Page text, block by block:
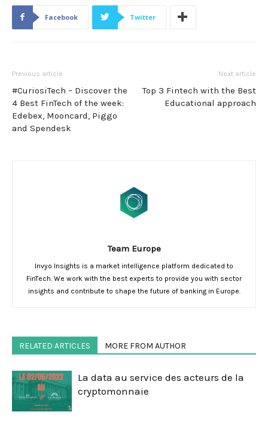
Facebook Twitter
Previous article
#CuriosiTech – Discover the
4 Best FinTech of the week:
Edebex, Mooncard, Piggo
and Spendesk
Next article
Top 3 Fintech with the Best
Educational approach
Team Europe
Invyo Insights is a market intelligence platform dedicated to
FinTech. We work with the best experts to provide you with sector
insights and contribute to shape the future of banking in Europe.
RELATED ARTICLES MORE FROM AUTHOR
La data au service des acteurs de la
cryptomonnaie